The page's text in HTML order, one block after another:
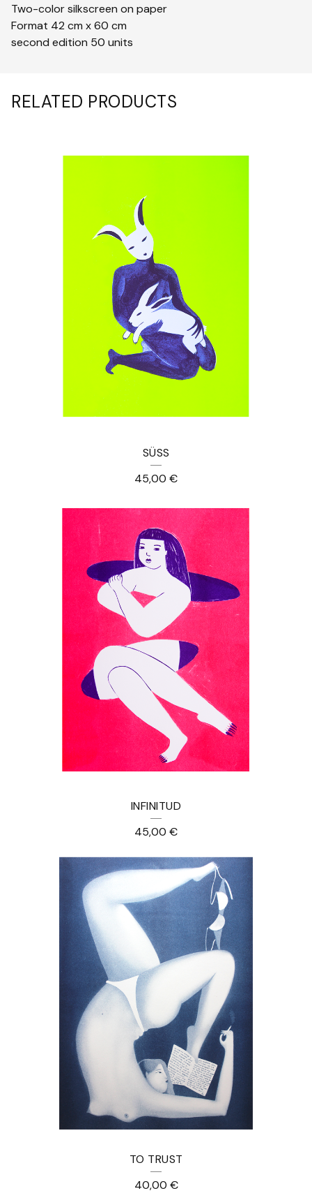
Two-color silkscreen on paper
Format 42 cm x 60 cm
second edition 50 units
RELATED PRODUCTS
SÜSS
45,00 €
INFINITUD
45,00 €
TO TRUST
40,00 €